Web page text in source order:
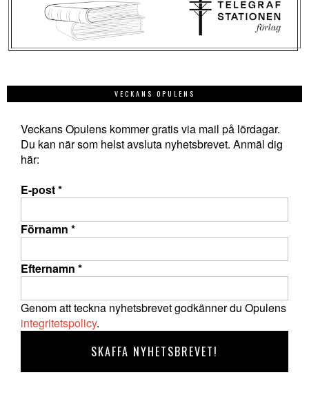
VECKANS OPULENS
Veckans Opulens kommer gratis via mail på lördagar.
Du kan när som helst avsluta nyhetsbrevet. Anmäl dig
här:
E-post*
Förnamn *
Efternamn *
Genom att teckna nyhetsbrevet godkänner du Opulens
integritetspolicy.